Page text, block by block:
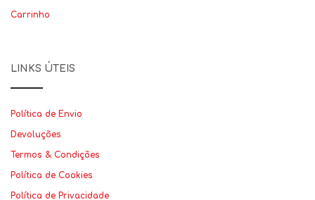
Carrinho
LINKS ÚTEIS
Política de Envio
Devoluções
Termos & Condições
Política de Cookies
Política de Privacidade